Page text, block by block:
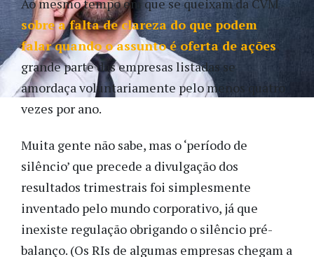
Ao mesmo tempo em que se queixam da CVM
sobre a falta de clareza do que podem
falar quando o assunto é oferta de ações,
grande parte das empresas listadas se
amordaça voluntariamente pelo menos quatro
vezes por ano.
Muita gente não sabe, mas o ‘período de
silêncio’ que precede a divulgação dos
resultados trimestrais foi simplesmente
inventado pelo mundo corporativo, já que
inexiste regulação obrigando o silêncio pré-
balanço. (Os RIs de algumas empresas chegam a